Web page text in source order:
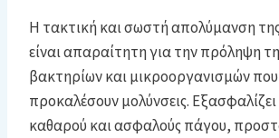
Η τακτική και σωστή απολύμανση
είναι απαραίτητη για την πρόληψη
βακτηρίων και μικροοργανισμών
προκαλέσουν μολύνσεις.
καθαρού και ασφαλούς πάγου,